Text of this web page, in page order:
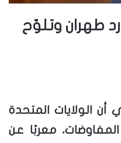
طهران وتلوّح
أن الولايات المتحدة
معربًا عن